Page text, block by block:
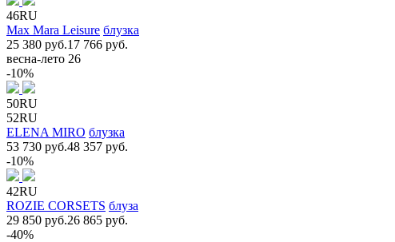
46RU
Max Mara Leisure блузка
25 380 руб.17 766 руб.
весна-лето 26
-10%
50RU
52RU
ELENA MIRO блузка
53 730 руб.48 357 руб.
-10%
42RU
ROZIE CORSETS блуза
29 850 руб.26 865 руб.
-40%